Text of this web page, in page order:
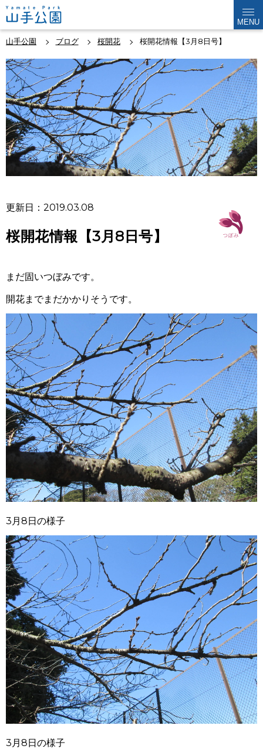
MENU
山手公園 ブログ 桜開花 桜開花情報【3月8日号】
更新日：2019.03.08
桜開花情報【3月8日号】
まだ固いつぼみです。
開花までまだかかりそうです。
3月8日の様子
3月8日の様子